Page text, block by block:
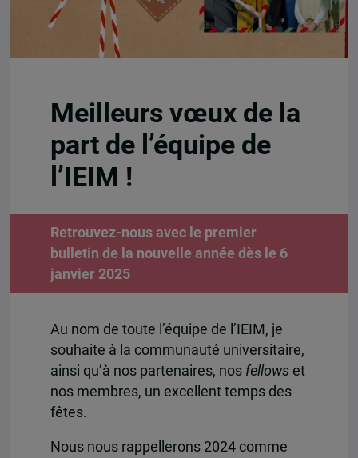
Meilleurs vœux de la
part de l’équipe de
l’IEIM !
Retrouvez-nous avec le premier
bulletin de la nouvelle année dès le 6
janvier 2025
Au nom de toute l’équipe de l’IEIM, je
souhaite à la communauté universitaire,
ainsi qu’à nos partenaires, nos fellowset
nos membres, un excellent temps des
fêtes.
Nous nous rappellerons 2024 comme